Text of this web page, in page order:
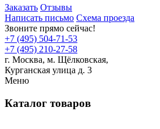
Заказать Отзывы
Написать письмо Схема проезда
Звоните прямо сейчас!
+7 (495) 504-71-53
+7 (495) 210-27-58
г. Москва, м. Щёлковская,
Курганская улица д. 3
Меню
Каталог товаров